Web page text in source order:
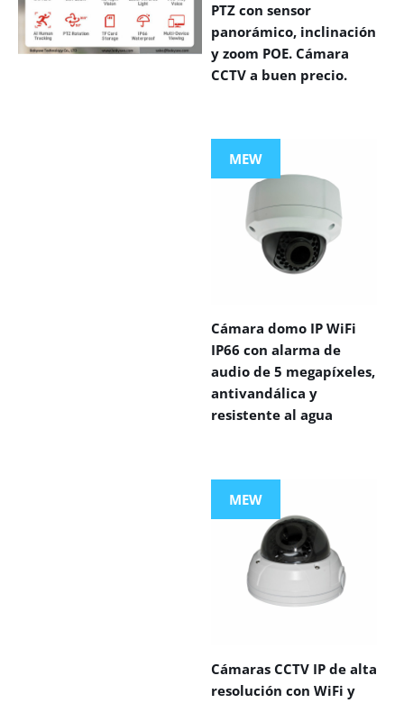
PTZ con sensor
panorámico, inclinación
y zoom POE. Cámara
CCTV a buen precio.
MEW
Cámara domo IP WiFi
IP66 con alarma de
audio de 5 megapíxeles,
antivandálica y
resistente al agua
MEW
Cámaras CCTV IP de alta
resolución con WiFi y